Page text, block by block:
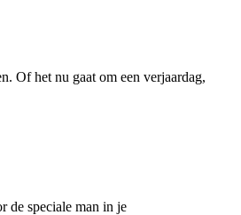
Of het nu gaat om een verjaardag,
de speciale man in je